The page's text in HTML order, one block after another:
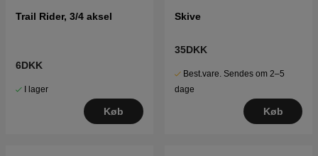
Trail Rider, 3/4 aksel
6DKK
I lager
Køb
Skive
35DKK
Best.vare. Sendes om 2–5
dage
Køb